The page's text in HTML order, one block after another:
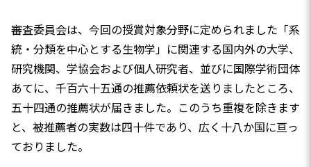
審査委員会は、今回の授賞対象分野に定められました「系
統・分類を中心とする生物学」に関連する国内外の大学、
研究機関、学協会および個人研究者、並びに国際学術団体
あてに、千百六十五通の推薦依頼状を送りましたところ、
五十四通の推薦状が届きました。このうち重複を除きます
と、被推薦者の実数は四十件であり、広く十八か国に亘っ
ておりました。